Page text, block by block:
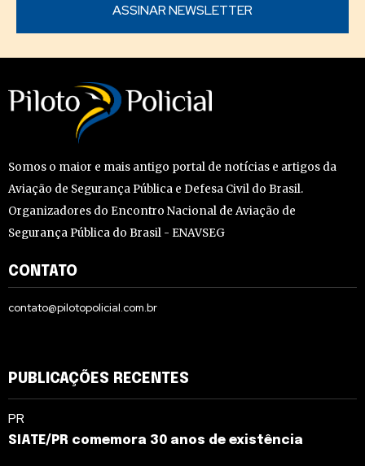
Somos o maior e mais antigo portal de notícias e artigos da
Aviação de Segurança Pública e Defesa Civil do Brasil.
Organizadores do Encontro Nacional de Aviação de
Segurança Pública do Brasil - ENAVSEG
CONTATO
contato@pilotopolicial.com.br
PUBLICAÇÕES RECENTES
PR
SIATE/PR comemora 30 anos de existência